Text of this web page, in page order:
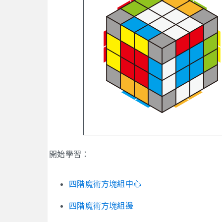
開始學習：
四階魔術方塊組中心
四階魔術方塊組邊